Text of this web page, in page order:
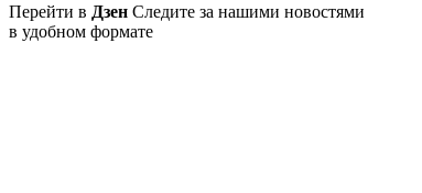
Перейти в Дзен Следите за нашими новостями
в удобном формате